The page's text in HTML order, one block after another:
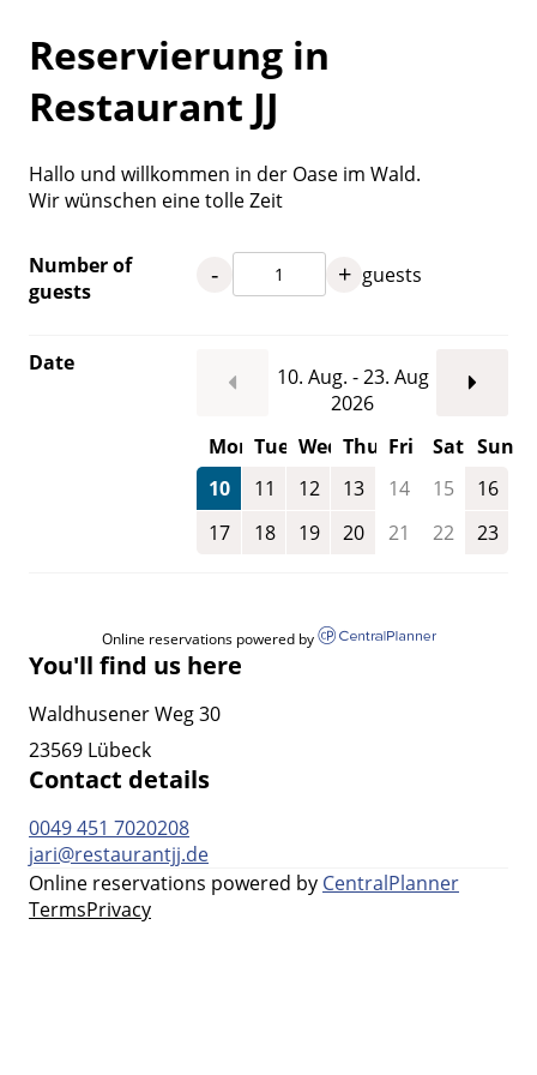
Reservierung in
Restaurant JJ
Hallo und willkommen in der Oase im Wald.
Wir wünschen eine tolle Zeit
Number of
guests
- + guests
Date
10. Aug. - 23. Aug
2026
Mon Tue Wed Thu Fri Sat Sun
10
11 12 13 14 15
16
17
18 19 20 21 22 23
Online reservations powered by
You'll find us here
Waldhusener Weg 30
23569 Lübeck
Contact details
0049 451 7020208
jari@restaurantjj.de
Online reservations powered by CentralPlanner
TermsPrivacy